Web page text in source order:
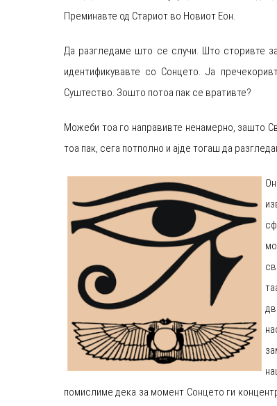
Преминавте од Стариот во Новиот Еон.
Да разгледаме што се случи. Што сторивте
идентификувавте со Сонцето. Ја
Суштество. Зошто потоа пак се вративте?
Можеби тоа го направивте ненамерно, зашто
тоа пак, сега потполно и ајде тогаш да
помислиме дека за момент Сонцето ги